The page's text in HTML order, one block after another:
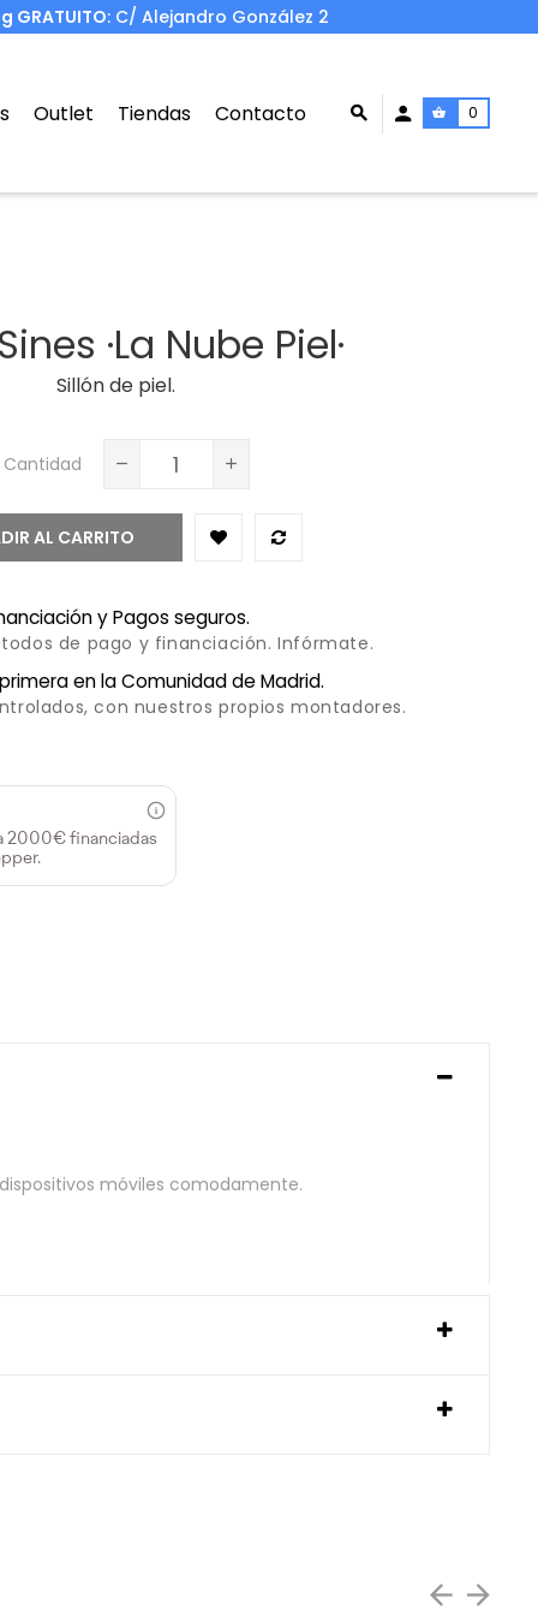
GRATUITO: C/ Alejandro González 2
Outlet Tiendas Contacto 0
·La Nube Piel·
Sillón de piel.
Cantidad
AL CARRITO
y Pagos seguros.
de pago y financiación. Infórmate.
en la Comunidad de Madrid.
con nuestros propios montadores.
2000€ financiadas
móviles comodamente.